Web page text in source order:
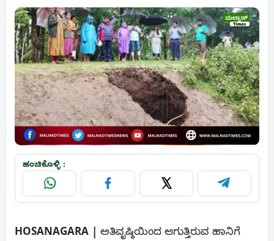
ಹಂಚಿಕೊಳ್ಳಿ :
WhatsApp Facebook X Telegram
HOSANAGARA |
ಅತಿವೃಷ್ಠಿಯಿಂದ ಆಗುತ್ತಿರುವ ಹಾನಿಗೆ